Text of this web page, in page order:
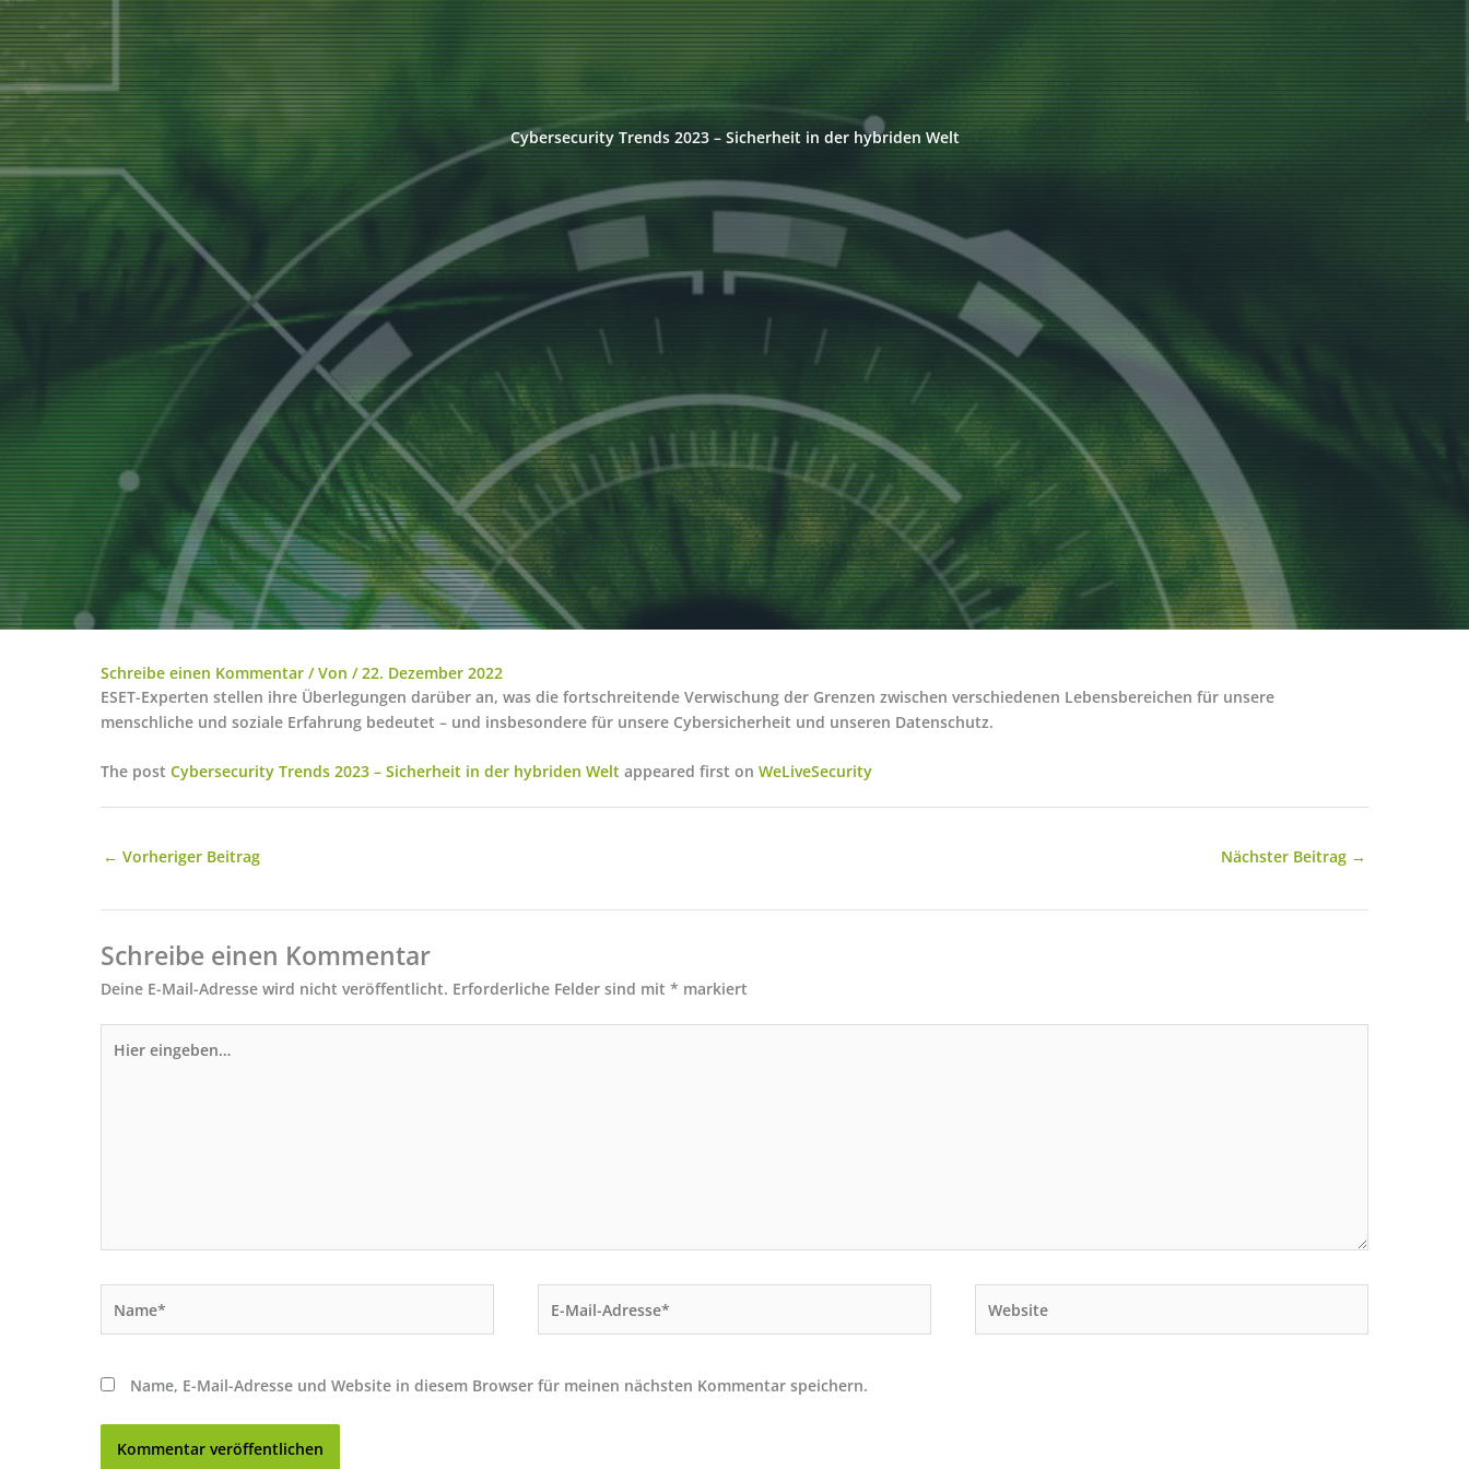
Cybersecurity Trends 2023 – Sicherheit in der hybriden Welt
Schreibe einen Kommentar / Von /22. Dezember 2022
ESET-Experten stellen ihre Überlegungen darüber an, was die fortschreitende Verwischung der Grenzen zwischen verschiedenen Lebensbereichen für unsere
menschliche und soziale Erfahrung bedeutet – und insbesondere für unsere Cybersicherheit und unseren Datenschutz.
The post Cybersecurity Trends 2023 – Sicherheit in der hybriden Welt appeared first on WeLiveSecurity
← Vorheriger Beitrag Nächster Beitrag →
Schreibe einen Kommentar
Deine E-Mail-Adresse wird nicht veröffentlicht. Erforderliche Felder sind mit * markiert
eingeben…
Mail-
Name, E-Mail-Adresse und Website in diesem Browser für meinen nächsten Kommentar speichern.